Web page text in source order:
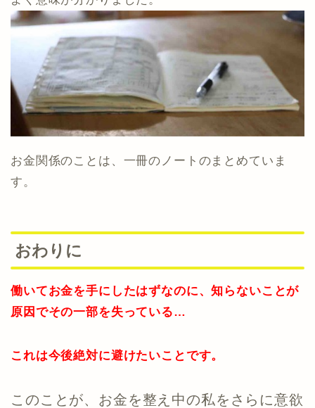
お金関係のことは、一冊のノートのまとめていま
す。
おわりに
働いてお金を手にしたはずなのに、知らないことが
原因でその一部を失っている…
これは今後絶対に避けたいことです。
このことが、お金を整え中の私をさらに意欲